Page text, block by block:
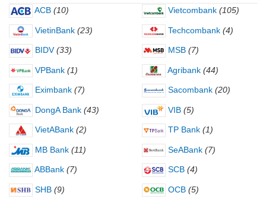
ACB (10) Vietcombank (105)
VietinBank (23) Techcombank (4)
BIDV (33) MSB (7)
VPBank (1) Agribank (44)
Eximbank (7) Sacombank (20)
DongA Bank (43) VIB (5)
VietABank (2) TP Bank (1)
MB Bank (11) SeABank (7)
ABBank (7) SCB (4)
SHB (9) OCB (5)